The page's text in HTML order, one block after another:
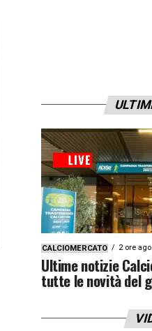
CALCIOMERCATO 2 ore ago
Ultime notizie
tutte le novità del